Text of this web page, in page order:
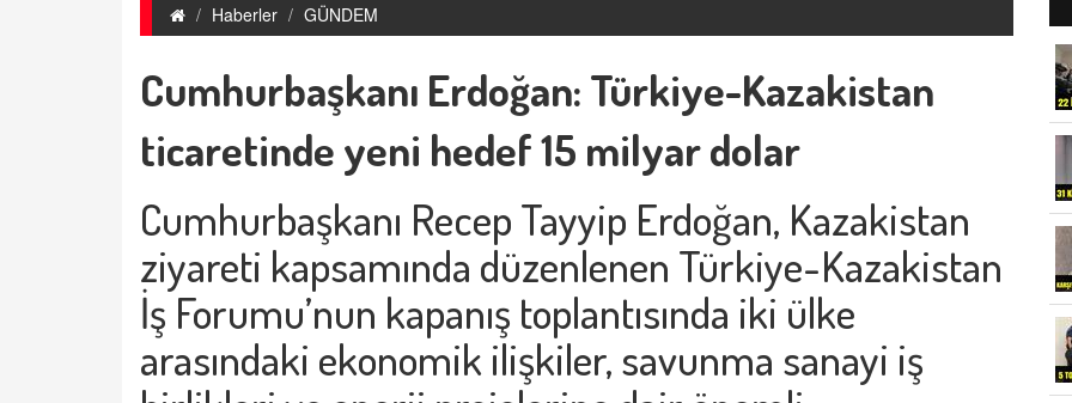
Haberler GÜNDEM
Cumhurbaşkanı Erdoğan: Türkiye-Kazakistan
ticaretinde yeni hedef 15 milyar dolar
Cumhurbaşkanı Recep Tayyip Erdoğan, Kazakistan
ziyareti kapsamında düzenlenen Türkiye-Kazakistan
İş Forumu’nun kapanış toplantısında iki ülke
arasındaki ekonomik ilişkiler, savunma sanayi iş